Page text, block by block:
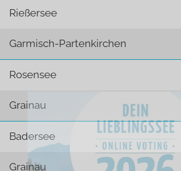
Rießersee
Garmisch-Partenkirchen
Rosensee
Grainau
Badersee
Grainau